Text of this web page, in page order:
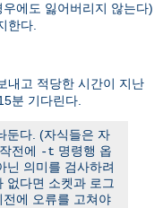
에도 잃어버리지 않는다)
한다.
내고 적당한 시간이 지난
분 기다린다.
둔다. (자식들은 자
전에 -t 명령행 옵
닌 의미를 검사하려
없다면 소켓과 로그
에 오류를 고쳐야